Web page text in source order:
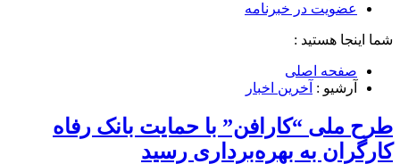
عضويت در خبرنامه
شما اینجا هستید :
صفحه اصلی
آرشیو : آخرین اخبار
طرح ملی “کارافن” با حمایت بانک رفاه
کارگران به بهره‌برداری رسید